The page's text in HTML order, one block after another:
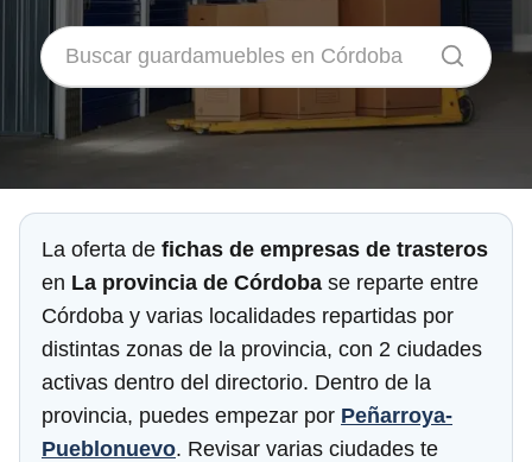
La oferta de fichas de empresas de trasteros
en La provincia de Córdoba se reparte entre
Córdoba y varias localidades repartidas por
distintas zonas de la provincia, con 2 ciudades
activas dentro del directorio. Dentro de la
provincia, puedes empezar por Peñarroya-
Pueblonuevo. Revisar varias ciudades te